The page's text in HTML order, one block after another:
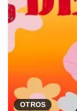
OTROS